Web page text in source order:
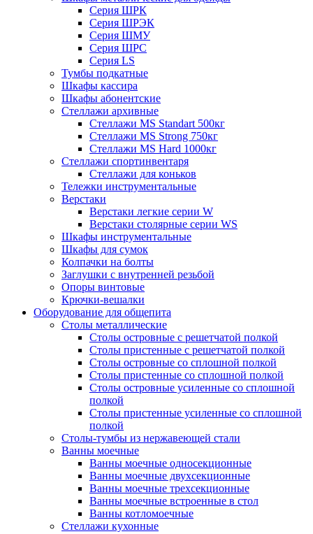
Серия ШРК
Серия ШРЭК
Серия ШМУ
Серия ШРС
Серия LS
Тумбы подкатные
Шкафы кассира
Шкафы абонентские
Стеллажи архивные
Стеллажи MS Standart 500кг
Стеллажи MS Strong 750кг
Стеллажи MS Hard 1000кг
Стеллажи спортинвентаря
Стеллажи для коньков
Тележки инструментальные
Верстаки
Верстаки легкие серии W
Верстаки столярные серии WS
Шкафы инструментальные
Шкафы для сумок
Колпачки на болты
Заглушки с внутренней резьбой
Опоры винтовые
Крючки-вешалки
Оборудование для общепита
Столы металлические
Столы островные с решетчатой полкой
Столы пристенные с решетчатой полкой
Столы островные со сплошной полкой
Столы пристенные со сплошной полкой
Столы островные усиленные со сплошной
полкой
Столы пристенные усиленные со сплошной
полкой
Столы-тумбы из нержавеющей стали
Ванны моечные
Ванны моечные односекционные
Ванны моечные двухсекционные
Ванны моечные трехсекционные
Ванны моечные встроенные в стол
Ванны котломоечные
Стеллажи кухонные